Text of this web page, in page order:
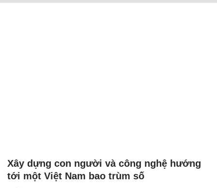
Xây dựng con người và công nghệ hướng
tới một Việt Nam bao trùm số